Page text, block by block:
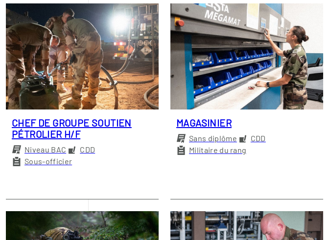
CHEF DE GROUPE SOUTIEN
PÉTROLIER H/F
Niveau BAC
CDD
Sous-officier
MAGASINIER
Sans diplôme
CDD
Militaire du rang